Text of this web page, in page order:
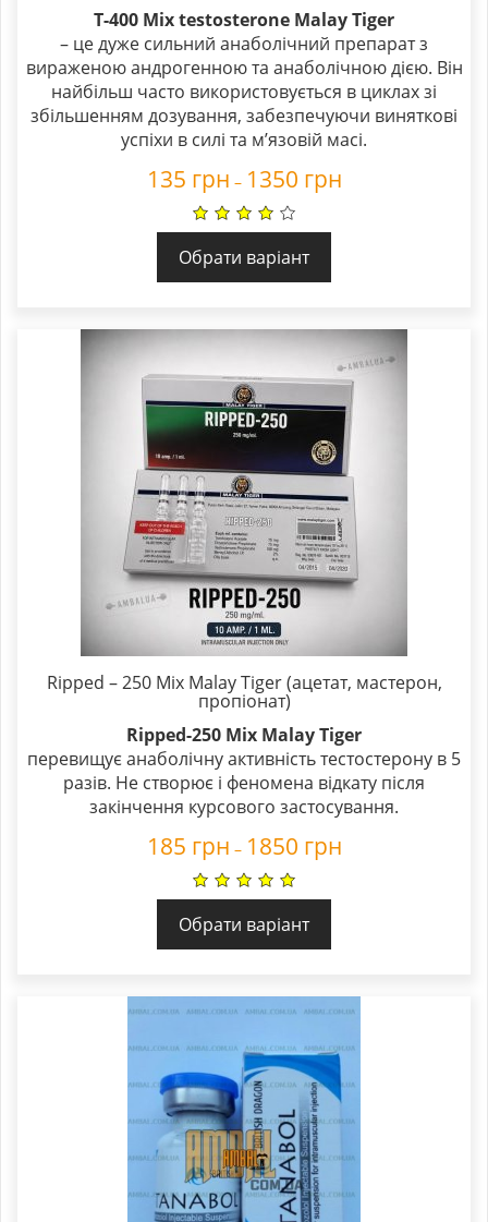
T-400 Mix testosterone Malay Tiger
– це дуже сильний анаболічний препарат з
вираженою андрогенною та анаболічною дією. Він
найбільш часто використовується в циклах зі
збільшенням дозування, забезпечуючи виняткові
успіхи в силі та м’язовій масі.
135 грн – 1350 грн
Обрати варіант
Ripped – 250 Mix Malay Tiger (ацетат, мастерон,
пропіонат)
Ripped-250 Mix Malay Tiger
перевищує анаболічну активність тестостерону в 5
разів. Не створює і феномена відкату після
закінчення курсового застосування.
185 грн – 1850 грн
Обрати варіант